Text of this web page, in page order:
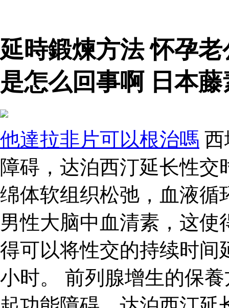
延時鍛煉方法 怀孕
是怎么回事啊 日本
他達拉非片可以根治嗎 西
障碍，达泊西汀延长性
绵体软组织松弛，血液循
男性大脑中血清素，这
得可以将性交的持续时间
小时。 前列腺增生的保